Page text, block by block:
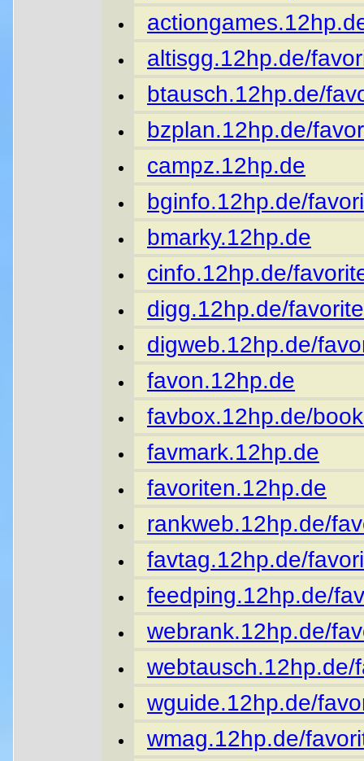
altisgg.12hp.de/
btausch.12hp.de/
bzplan.12hp.de/
campz.12hp.de
bginfo.12hp.de/
bmarky.12hp.de
cinfo.12hp.de/
digg.12hp.de/
digweb.12hp.de/
favon.12hp.de
favbox.12hp.de/
favmark.12hp.de
favoriten.12hp.de
rankweb.12hp.de/
favtag.12hp.de/
feedping.12hp.de/
webrank.12hp.de/
webtausch.12hp.de/
wguide.12hp.de/
wmag.12hp.de/